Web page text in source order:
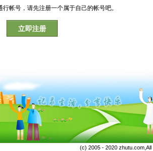
帐号，请先注册一个属于自己的帐号吧。
立即注册
(c) 2005 - 2020